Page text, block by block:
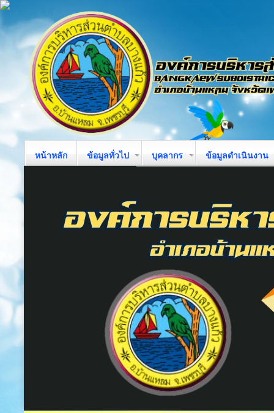
หน้าหลัก ข้อมูลทั่วไป บุคลากร ข้อมูลดำเนินงาน